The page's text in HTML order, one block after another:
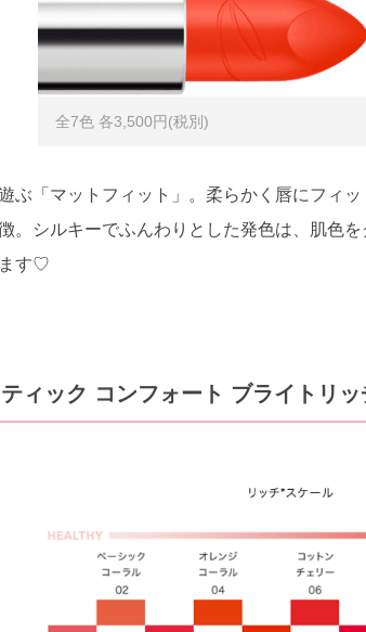
全7色 各3,500円(税別)
ぶ「マットフィット」。柔らかく唇にフィ
。シルキーでふんわりとした発色は、肌色
す♡
ィック コンフォート ブライトリッ